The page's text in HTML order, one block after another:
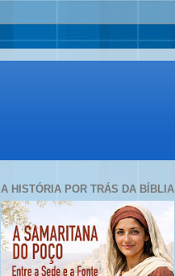
A HISTÓRIA POR TRÁS DA BÍBLIA